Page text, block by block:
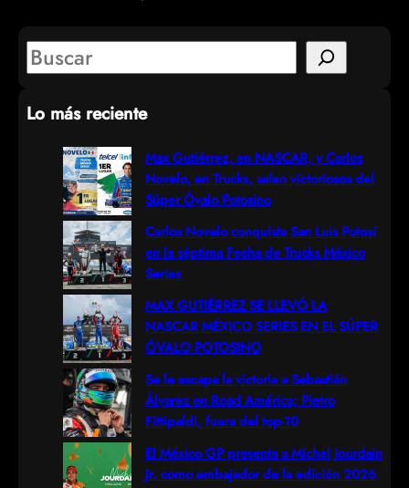
S
a
Lo más reciente
Max Gutiérrez, en NASCAR, y Carlos
Novelo, en Trucks, salen victoriosos del
Súper Óvalo Potosino
Carlos Novelo conquista San Luis Potosí
en la séptima Fecha de Trucks México
Series
MAX GUTIÉRREZ SE LLEVÓ LA
NASCAR MÉXICO SERIES EN EL SÚPER
ÓVALO POTOSINO
Se le escapa la victoria a Sebastián
Álvarez en Road América; Pietro
Fittipaldi, fuera del top-10
El México GP presenta a Michel Jourdain
Jr. como embajador de la edición 2026